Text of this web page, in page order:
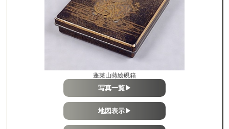
蓬莱山蒔絵硯箱
写真一覧▶
地図表示▶